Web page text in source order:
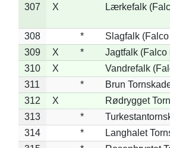
307
X Lærkefalk
308 *
Slagfalk
309
X *
Jagtfalk (Falco
310
X
Vandrefalk
311
*
Brun
312
X
Rødrygget
313
*
314
*
Langhalet